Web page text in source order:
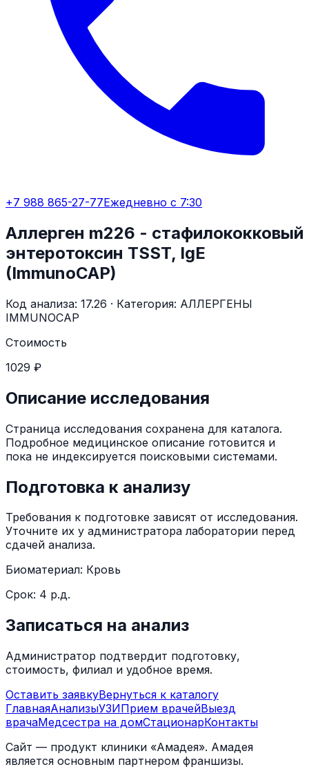
+7 988 865-27-77Ежедневно с 7:30
Аллерген m226 - стафилококковый
энтеротоксин TSST, IgE
(ImmunoCAP)
Код анализа: 17.26 · Категория: АЛЛЕРГЕНЫ
IMMUNOCAP
Стоимость
1029 ₽
Описание исследования
Страница исследования сохранена для каталога.
Подробное медицинское описание готовится и
пока не индексируется поисковыми системами.
Подготовка к анализу
Требования к подготовке зависят от исследования.
Уточните их у администратора лаборатории перед
сдачей анализа.
Биоматериал: Кровь
Срок: 4 р.д.
Записаться на анализ
Администратор подтвердит подготовку,
стоимость, филиал и удобное время.
Оставить заявкуВернуться к каталогу
ГлавнаяАнализыУЗИПрием врачейВыезд
врачаМедсестра на домСтационарКонтакты
Сайт — продукт клиники «Амадея». Амадея
является основным партнером франшизы.